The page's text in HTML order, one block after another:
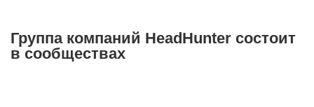
+7 495 980-64-27
Группа компаний HeadHunter состоит
в сообществах